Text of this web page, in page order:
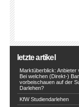
letzte artikel
Marktüberblick:
Bei welchen (Direkt-)
vorbeischauen auf der
Darlehen?
KfW Studiendarlehen